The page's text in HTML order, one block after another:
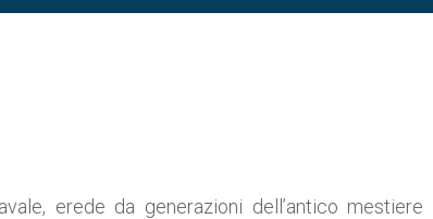
erede da generazioni dell’antico